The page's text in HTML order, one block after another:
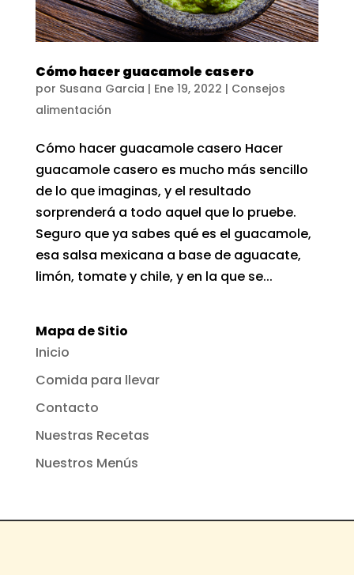
Cómo hacer guacamole casero
por Susana Garcia | Ene 19, 2022 | Consejos
alimentación
Cómo hacer guacamole casero Hacer
guacamole casero es mucho más sencillo
de lo que imaginas, y el resultado
sorprenderá a todo aquel que lo pruebe.
Seguro que ya sabes qué es el guacamole,
esa salsa mexicana a base de aguacate,
limón, tomate y chile, y en la que se...
Mapa de Sitio
Inicio
Comida para llevar
Contacto
Nuestras Recetas
Nuestros Menús